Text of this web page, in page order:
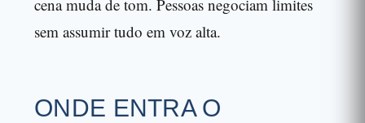
cena muda de tom. Pessoas negociam limites
sem assumir tudo em voz alta.
ONDE ENTRA O